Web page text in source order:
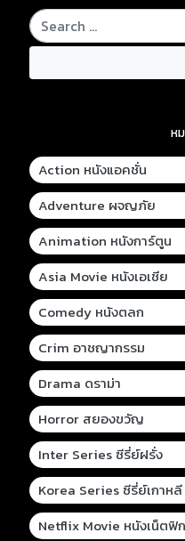
ห
Action หนังแอคชั่น
Adventure ผจญภัย
Animation หนังการ์ตูน
Asia Movie หนังเอเชีย
Comedy หนังตลก
Crim อาชญากรรม
Drama ดราม่า
Horror สยองขวัญ
Inter Series ซีรี่ย์ฝรั่ง
Korea Series ซีรี่ย์เกาหลี
Netflix Movie หนังเน็ตฟิก